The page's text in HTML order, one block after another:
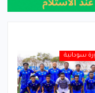
سودانية